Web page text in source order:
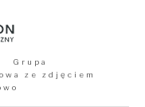
Grupa
ze zdjęciem